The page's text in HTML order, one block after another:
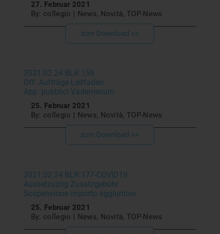
27. Februar 2021
By: collegio | News, Novità, TOP-News
zum Download >>
2021.02.24 BLR.159
Öff. Aufträge Leitfaden
App. pubblici Vademecum
25. Februar 2021
By: collegio | News, Novità, TOP-News
zum Download >>
2021.02.24 BLR.177-COVID19
Aussetzuzng Zusatzgebühr
Sospensione importo aggiuntivo
25. Februar 2021
By: collegio | News, Novità, TOP-News